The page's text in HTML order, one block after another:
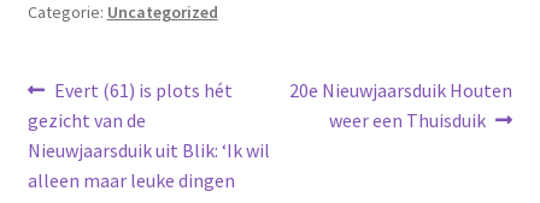
Categorie: Uncategorized
Bericht
navigatie
Vorig
bericht:
Evert (61) is plots hét
gezicht van de
Nieuwjaarsduik uit Blik: ‘Ik wil
alleen maar leuke dingen
Volgend
bericht:
20e Nieuwjaarsduik Houten
weer een Thuisduik